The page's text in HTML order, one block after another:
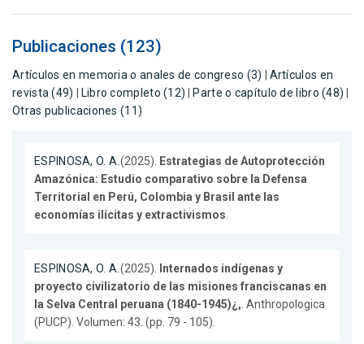
Publicaciones (123)
Artículos en memoria o anales de congreso (3)
Artículos en
revista (49)
Libro completo (12) Parte o capítulo de libro (48)
Otras publicaciones (11)
ESPINOSA, O. A. (2025).
Estrategias de Autoprotección
Amazónica: Estudio comparativo sobre la Defensa
Territorial en Perú, Colombia y Brasil ante las
economías ilícitas y extractivismos
ESPINOSA, O. A. (2025).
Internados indígenas y
proyecto civilizatorio de las misiones franciscanas en
la Selva Central peruana (1840-1945)¿, . Anthropologica
(PUCP). Volumen: 43. (pp. 79 - 105).